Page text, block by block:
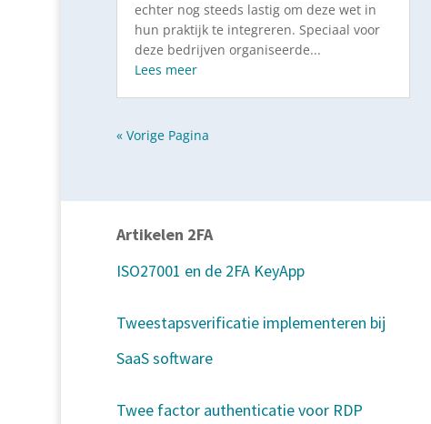
echter nog steeds lastig om deze wet in
hun praktijk te integreren. Speciaal voor
deze bedrijven organiseerde...
Lees meer
« Vorige Pagina
Artikelen 2FA
ISO27001 en de 2FA KeyApp
Tweestapsverificatie implementeren bij
SaaS software
Twee factor authenticatie voor RDP